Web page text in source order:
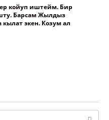
койуп иштейм. Бир
Барсам Жылдыз
экен. Козум ал